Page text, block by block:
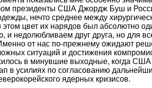
президенты США Джордж Буш и
нечто среднее между
этом цвет их нарядов был абсолютно
и недолюбливаем друг друга, но для
от нас по-прежнему ожидают
ситуаций и достижения
в минувшие выходные, когда
в усилиях по согласованию
ядерных кризисов.